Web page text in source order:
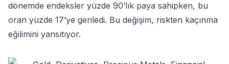
dönemde endeksler yüzde 90’lık paya sahipken, bu
oran yüzde 17’ye geriledi. Bu değişim, riskten kaçınma
eğilimini yansıtıyor.